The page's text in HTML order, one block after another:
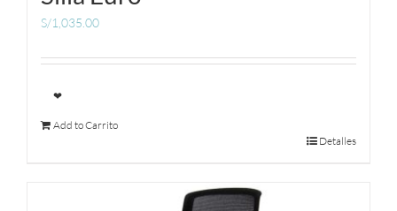
S/1,035.00
❤
Add to Carrito
Detalles